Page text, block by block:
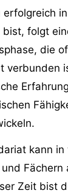
erfolgreich
bist, folgt
die
verbunden
kann
Zeit bist